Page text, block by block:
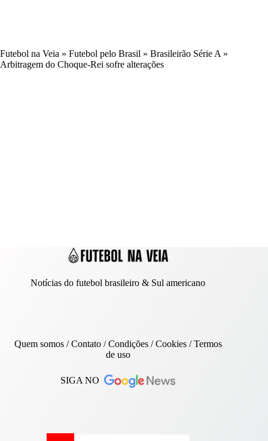
Futebol na Veia » Futebol pelo Brasil » Brasileirão Série A»
Arbitragem do Choque-Rei sofre alterações
Notícias do futebol brasileiro & Sul americano
Quem somos/Contato/ Condições /Cookies/Termos
de uso
SIGA NO